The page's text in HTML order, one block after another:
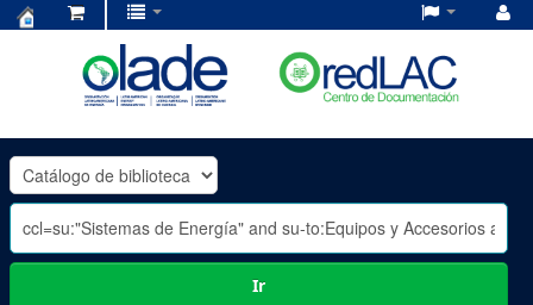
OLADE
-
Ir